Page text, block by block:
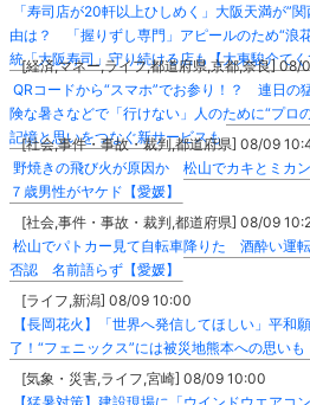
「寿司店が20軒以上ひしめく」大阪天満が”
由は？ 「握りずし専門」アピールのため“浪
統「大阪寿司」守り続ける店も【大東駿介てく
[経済,マネー,ライフ,都道府県,京都,奈良] 08/
QRコードから“スマホ”でお参り！？ 連日
険な暑さなどで「行けない」人のために“プ
記憶と思いをつなぐ新サービスも
[社会,事件・事故・裁判,都道府県] 08/09
野焼きの飛び火が原因か 松山でカキとミカ
７歳男性がヤケド【愛媛】
[社会,事件・事故・裁判,都道府県] 08/09
松山でパトカー見て自転車降りた 酒酔い運
否認 名前語らず【愛媛】
[ライフ,新潟] 08/09 10:00
【長岡花火】「世界へ発信してほしい」平和
了！“フェニックス”には被災地熊本への思いも
[気象・災害,ライフ,宮崎] 08/09 10:00